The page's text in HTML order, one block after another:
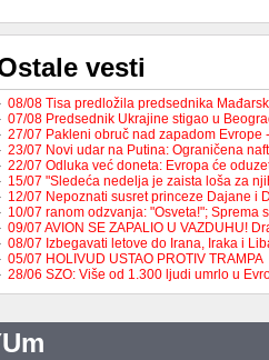
vesti
08/08 Tisa predložila predsednika
07/08 Predsednik Ukrajine stigao u
27/07 Pakleni obruč nad zapadom Evrope
23/07 Novi udar na Putina: Ograničena
22/07 Odluka već doneta: Evropa će
15/07 "Sledeća nedelja je zaista loša za
12/07 Nepoznati susret princeze Dajane i
10/07 ranom odzvanja: "Osveta!"; Sprema
09/07 AVION SE ZAPALIO U VAZDUHU!
08/07 Izbegavati letove do Irana, Iraka i
05/07 HOLIVUD USTAO PROTIV TRAMPA
28/06 SZO: Više od 1.300 ljudi umrlo u